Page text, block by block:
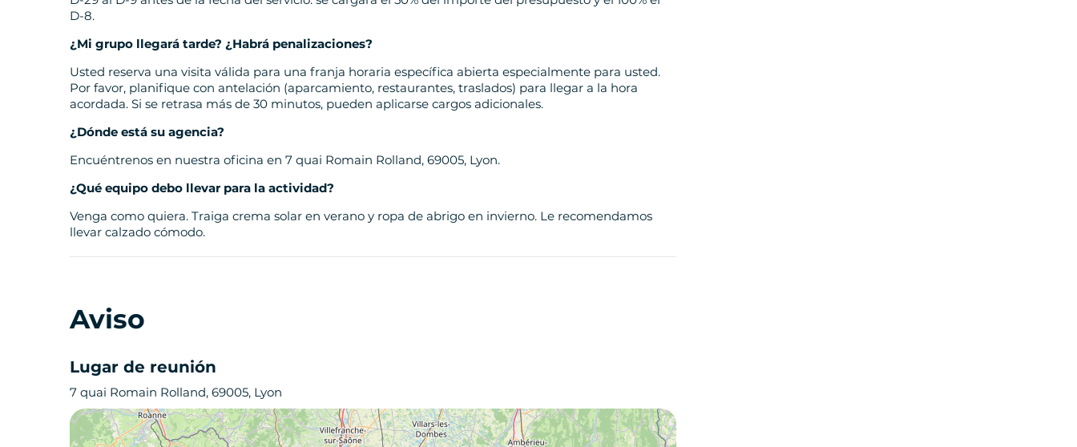
D-8.
¿Mi grupo llegará tarde? ¿Habrá penalizaciones?
Usted reserva una visita válida para una franja horaria específica abierta especialmente para usted.
Por favor, planifique con antelación (aparcamiento, restaurantes, traslados) para llegar a la hora
acordada. Si se retrasa más de 30 minutos, pueden aplicarse cargos adicionales.
¿Dónde está su agencia?
Encuéntrenos en nuestra oficina en 7 quai Romain Rolland, 69005, Lyon.
¿Qué equipo debo llevar para la actividad?
Venga como quiera. Traiga crema solar en verano y ropa de abrigo en invierno. Le recomendamos
llevar calzado cómodo.
Aviso
Lugar de reunión
7 quai Romain Rolland, 69005, Lyon